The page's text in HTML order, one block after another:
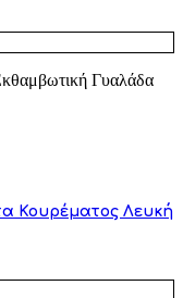
Γυαλάδα
Κουρέματος Λευκή